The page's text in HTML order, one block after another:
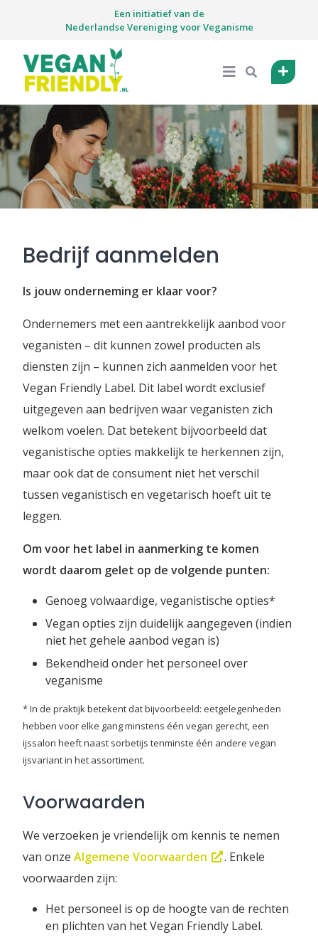
Een initiatief van de
Nederlandse Vereniging voor Veganisme
Bedrijf aanmelden
Is jouw onderneming er klaar voor?
Ondernemers met een aantrekkelijk aanbod voor
veganisten – dit kunnen zowel producten als
diensten zijn – kunnen zich aanmelden voor het
Vegan Friendly Label. Dit label wordt exclusief
uitgegeven aan bedrijven waar veganisten zich
welkom voelen. Dat betekent bijvoorbeeld dat
veganistische opties makkelijk te herkennen zijn,
maar ook dat de consument niet het verschil
tussen veganistisch en vegetarisch hoeft uit te
leggen.
Om voor het label in aanmerking te komen
wordt daarom gelet op de volgende punten:
Genoeg volwaardige, veganistische opties*
Vegan opties zijn duidelijk aangegeven (indien
niet het gehele aanbod vegan is)
Bekendheid onder het personeel over
veganisme
* In de praktijk betekent dat bijvoorbeeld: eetgelegenheden
hebben voor elke gang minstens één vegan gerecht, een
ijssalon heeft naast sorbetijs tenminste één andere vegan
ijsvariant in het assortiment.
Voorwaarden
We verzoeken je vriendelijk om kennis te nemen
van onze Algemene Voorwaarden
. Enkele
voorwaarden zijn:
Het personeel is op de hoogte van de rechten
en plichten van het Vegan Friendly Label.